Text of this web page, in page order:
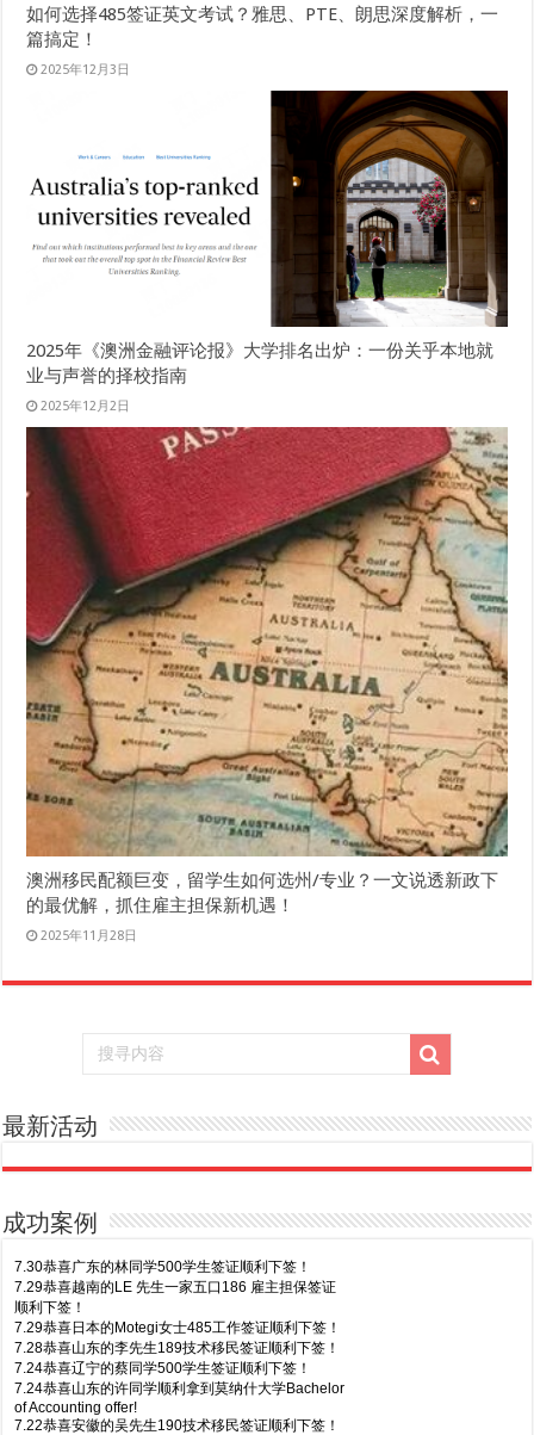
如何选择485签证英文考试？雅思、PTE、朗思深度解析，一
篇搞定！
2025年12月3日
2025年《澳洲金融评论报》大学排名出炉：一份关乎本地就
业与声誉的择校指南
2025年12月2日
澳洲移民配额巨变，留学生如何选州/专业？一文说透新政下
的最优解，抓住雇主担保新机遇！
2025年11月28日
最新活动
成功案例
7.30恭喜广东的林同学500学生签证顺利下签！
7.29恭喜越南的LE 先生一家五口186 雇主担保签证
顺利下签！
7.29恭喜日本的Motegi女士485工作签证顺利下签！
7.28恭喜山东的李先生189技术移民签证顺利下签！
7.24恭喜辽宁的蔡同学500学生签证顺利下签！
7.24恭喜山东的许同学顺利拿到莫纳什大学Bachelor
of Accounting offer!
7.22恭喜安徽的吴先生190技术移民签证顺利下签！